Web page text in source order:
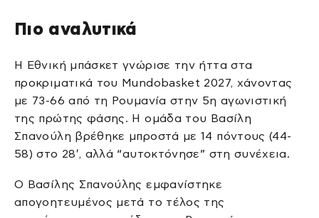
Πιο αναλυτικά
Η Εθνική μπάσκετ γνώρισε την ήττα στα
προκριματικά του Mundobasket 2027, χάνοντας
με 73-66 από τη Ρουμανία στην 5η αγωνιστική
της πρώτης φάσης. Η ομάδα του Βασίλη
Σπανούλη βρέθηκε μπροστά με 14 πόντους (44-
58) στο 28′, αλλά “αυτοκτόνησε” στη συνέχεια.
Ο Βασίλης Σπανούλης εμφανίστηκε
απογοητευμένος μετά το τέλος της